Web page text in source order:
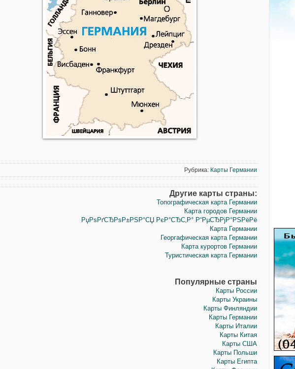
Рубрика: Карты Германии
Другие карты страны:
Топографическая карта Германии
Карта городов Германии
РџРѕРґСЂРѕР±РЅР°СЏ РєР°СЂС‚Р° Р“РµСЂРјР°РЅРёРё
Карта Германии
Георгафическая карта Германии
Карта курортов Германии
Туристическая карта Германии
Популярные страны
Карты России
Карты Украины
Карты Финляндии
Карты Германии
Карты Италии
Карты Китая
Карты США
Карты Польши
Карты Египта